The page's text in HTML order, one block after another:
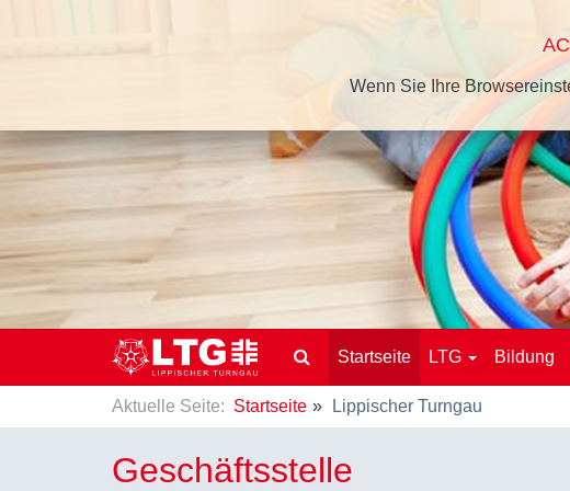
Wenn Sie Ihre
Startseite LTG Bildung
Aktuelle Seite: Startseite Lippischer Turngau
Geschäftsstelle